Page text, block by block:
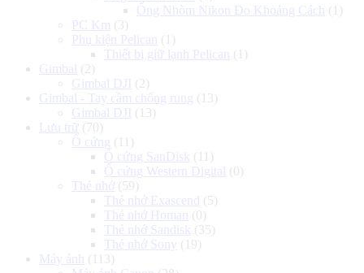
Ống Nhòm Nikon Đo Khoảng Cách
(1)
PC Km (3)
Phụ kiện Pelican
(1)
Thiết bị giữ lạnh Pelican
(1)
Gimbal (2)
Gimbal DJI (2)
Gimbal - Tay cầm chống rung (13)
Gimbal DJI (13)
Lưu trữ (70)
Ổ cứng (11)
Ổ cứng SanDisk (11)
Ổ cứng Western Digital (0)
Thẻ nhớ (59)
Thẻ nhớ Exascend
(5)
Thẻ nhớ Homan
(0)
Thẻ nhớ Sandisk (35)
Thẻ nhớ Sony (19)
Máy ảnh
(113)